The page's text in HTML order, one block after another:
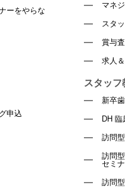
ーをやらな
申込
マネ
スタ
賞与
求人
スタッフ
新卒
DH
訪問
訪問
セミ
訪問